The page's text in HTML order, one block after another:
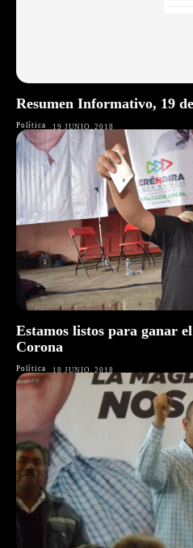
Resumen Informativo, 19
Política 19 JUNIO, 2018
Estamos listos para ganar
Corona
Política 18 JUNIO, 2018